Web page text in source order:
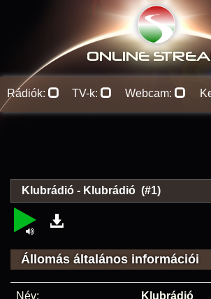
ONLINE S
Rádiók: TV-k: Webcam:
Klubrádió - Klubrádió (#1)
Állomás általános információi
Név: Klubrádió